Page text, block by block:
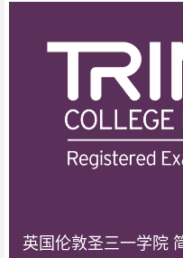
英国伦敦圣三一学院